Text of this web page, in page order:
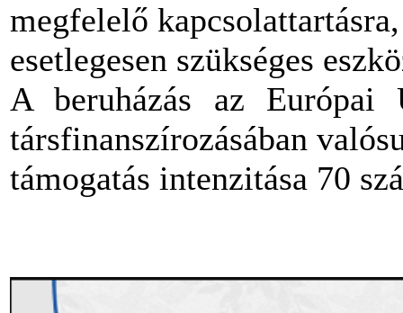
megfelelő
esetlegesen szükséges
A beruházás az Európai
társfinanszírozásában
támogatás intenzitása 70